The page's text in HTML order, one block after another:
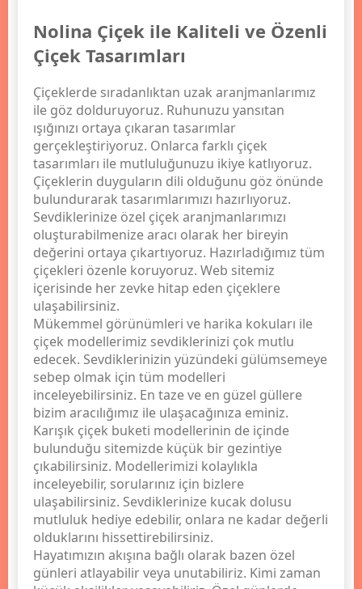
Nolina Çiçek ile Kaliteli ve Özenli
Çiçek Tasarımları
Çiçeklerde sıradanlıktan uzak aranjmanlarımız
ile göz dolduruyoruz. Ruhunuzu yansıtan
ışığınızı ortaya çıkaran tasarımlar
gerçekleştiriyoruz. Onlarca farklı çiçek
tasarımları ile mutluluğunuzu ikiye katlıyoruz.
Çiçeklerin duyguların dili olduğunu göz önünde
bulundurarak tasarımlarımızı hazırlıyoruz.
Sevdiklerinize özel çiçek aranjmanlarımızı
oluşturabilmenize aracı olarak her bireyin
değerini ortaya çıkartıyoruz. Hazırladığımız tüm
çiçekleri özenle koruyoruz. Web sitemiz
içerisinde her zevke hitap eden çiçeklere
ulaşabilirsiniz.
Mükemmel görünümleri ve harika kokuları ile
çiçek modellerimiz sevdiklerinizi çok mutlu
edecek. Sevdiklerinizin yüzündeki gülümsemeye
sebep olmak için tüm modelleri
inceleyebilirsiniz. En taze ve en güzel güllere
bizim aracılığımız ile ulaşacağınıza eminiz.
Karışık çiçek buketi modellerinin de içinde
bulunduğu sitemizde küçük bir gezintiye
çıkabilirsiniz. Modellerimizi kolaylıkla
inceleyebilir, sorularınız için bizlere
ulaşabilirsiniz. Sevdiklerinize kucak dolusu
mutluluk hediye edebilir, onlara ne kadar değerli
olduklarını hissettirebilirsiniz.
Hayatımızın akışına bağlı olarak bazen özel
günleri atlayabilir veya unutabiliriz. Kimi zaman